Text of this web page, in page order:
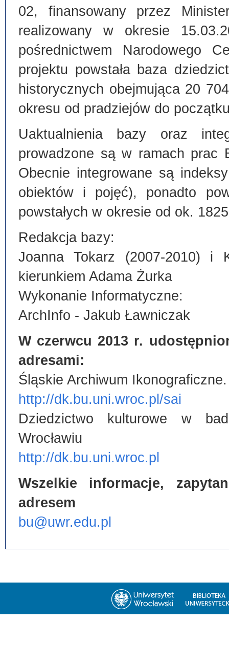
02, finansowany przez
realizowany w okresie
pośrednictwem Narodowego
projektu powstała baza
historycznych obejmująca 20
okresu od pradziejów do
Uaktualnienia bazy oraz
prowadzone są w ramach prac
Obecnie integrowane są
obiektów i pojęć), ponadto
powstałych w okresie od ok.
Redakcja bazy:
Joanna Tokarz (2007-2010) i
kierunkiem Adama Żurka
Wykonanie Informatyczne:
ArchInfo - Jakub Ławniczak
W czerwcu 2013 r.
adresami:
Śląskie Archiwum Ikonograficzne.
http://dk.bu.uni.wroc.pl/sai
Dziedzictwo kulturowe w
Wrocławiu
http://dk.bu.uni.wroc.pl
Wszelkie informacje,
adresem
bu@uwr.edu.pl